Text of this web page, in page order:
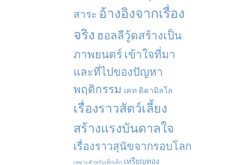
สาระ อ้างอิงจากเรื่อง
จริง ฮอลลีวู้ดสร้างเป็น
ภาพยนตร์ เข้าใจที่มา
และที่ไปของปัญหา
พฤติกรรม เคท ดิคามิลโล
เรื่องราวสัตว์เลี้ยง
สร้างแรงบันดาลใจ
เรื่องราวสุนัขจากรอบโลก
เหมาะสำหรับเด็กเล็ก เหรียญทอง